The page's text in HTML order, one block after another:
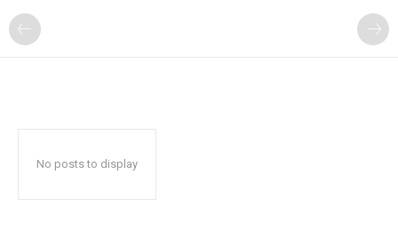
No posts to display